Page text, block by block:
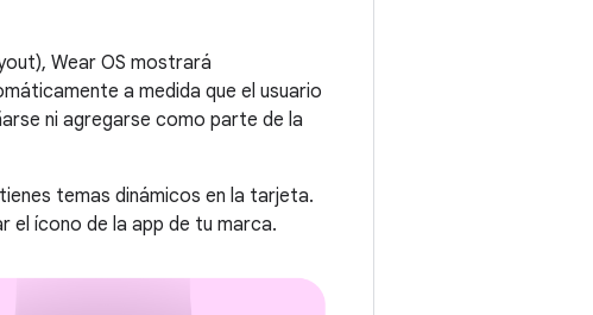
Wear OS mostrará
a medida que el usuario
ni agregarse como parte de la
temas dinámicos en la tarjeta.
el ícono de la app de tu marca.